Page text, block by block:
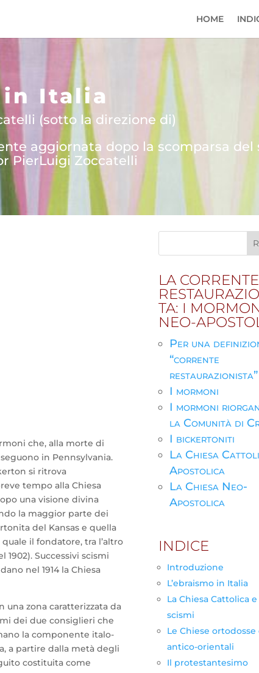
HOME
Italia
(sotto la direzione di)
aggiornata dopo la scomparsa del
PierLuigi Zoccatelli
che, alla morte di
in Pennsylvania.
si ritrova
tempo alla Chiesa
una visione divina
la maggior parte dei
del Kansas e quella
il fondatore, tra l’altro
1902). Successivi scismi
nel 1914 la Chiesa
una zona caratterizzata da
dei due consiglieri che
la componente italo-
a partire dalla metà degli
costituita come
LA CORRENTE
TA: I
NEO-
Per una
“corrente
restaurazionista”
I mormoni
I mormoni
la Comunità di
I bickertoniti
La Chiesa
Apostolica
La Chiesa Neo-
Apostolica
INDICE
Introduzione
L’ebraismo in Italia
La Chiesa Cattolica
scismi
Le Chiese ortodosse
antico-orientali
Il protestantesimo